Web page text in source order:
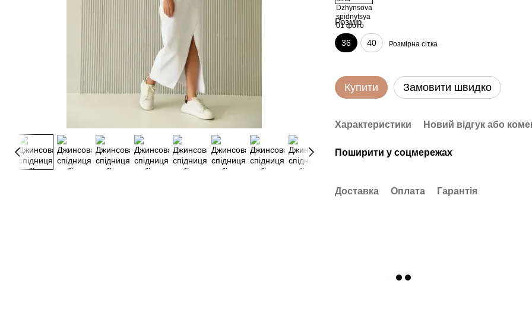
Розмір
36 40 Розмірна сітка
Купити Замовити швидко
Характеристики Новий відгук або
Поширити у соцмережах
Доставка Оплата Гарантія